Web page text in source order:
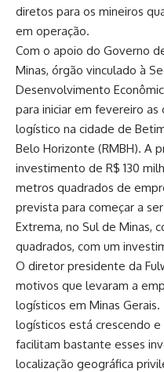
diretos para os mineiros
em operação.
Com o apoio do Governo
Minas, órgão vinculado à
Desenvolvimento
para iniciar em fevereiro
logístico na cidade de
Belo Horizonte (RMBH). A
investimento de R$ 130
metros quadrados de
prevista para começar a
Extrema, no Sul de Minas,
quadrados, com um
O diretor presidente da
motivos que levaram a
logísticos em Minas
logísticos está crescendo
facilitam bastante esses
localização geográfica